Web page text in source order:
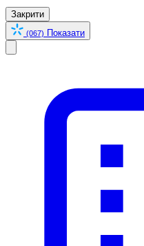
Закрити
(067) Показати